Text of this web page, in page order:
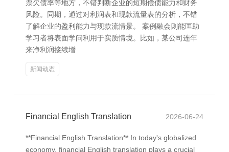
票欠债率等地方，不错判断企业的短期偿债能力和财务
风险。同期，通过对利润表和现款流量表的分析，不错
了解企业的盈利能力与现款流情景。 案例融会则能匡助
学习者将表面学问利用于实质情境。比如，某公司连年
来净利润接续增
新闻动态
Financial English Translation 2026-06-24
**Financial English Translation** In today's globalized
economy, financial English translation plays a crucial